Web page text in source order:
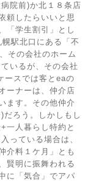
院前)か北１８条店
頼したらいいと思
「学生割引」とし
駅北口にある「不
その会社のホーム
いるが、その会社
ースでは客とeaの
ーナーは、仲介店
ます。その他仲介
ろう。しかしもし
一人暮らし特約と
っている場合は、
介料１ケ月」とも
賢明に振舞われる
に「気合」でアパ